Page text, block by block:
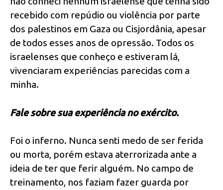
recebido com repúdio ou violência por parte
dos palestinos em Gaza ou Cisjordânia, apesar
de todos esses anos de opressão. Todos os
israelenses que conheço e estiveram lá,
vivenciaram experiências parecidas com a
minha.
Fale sobre sua experiência no exército.
Foi o inferno. Nunca senti medo de ser ferida
ou morta, porém estava aterrorizada ante a
ideia de ter que ferir alguém. No campo de
treinamento, nos faziam fazer guarda por